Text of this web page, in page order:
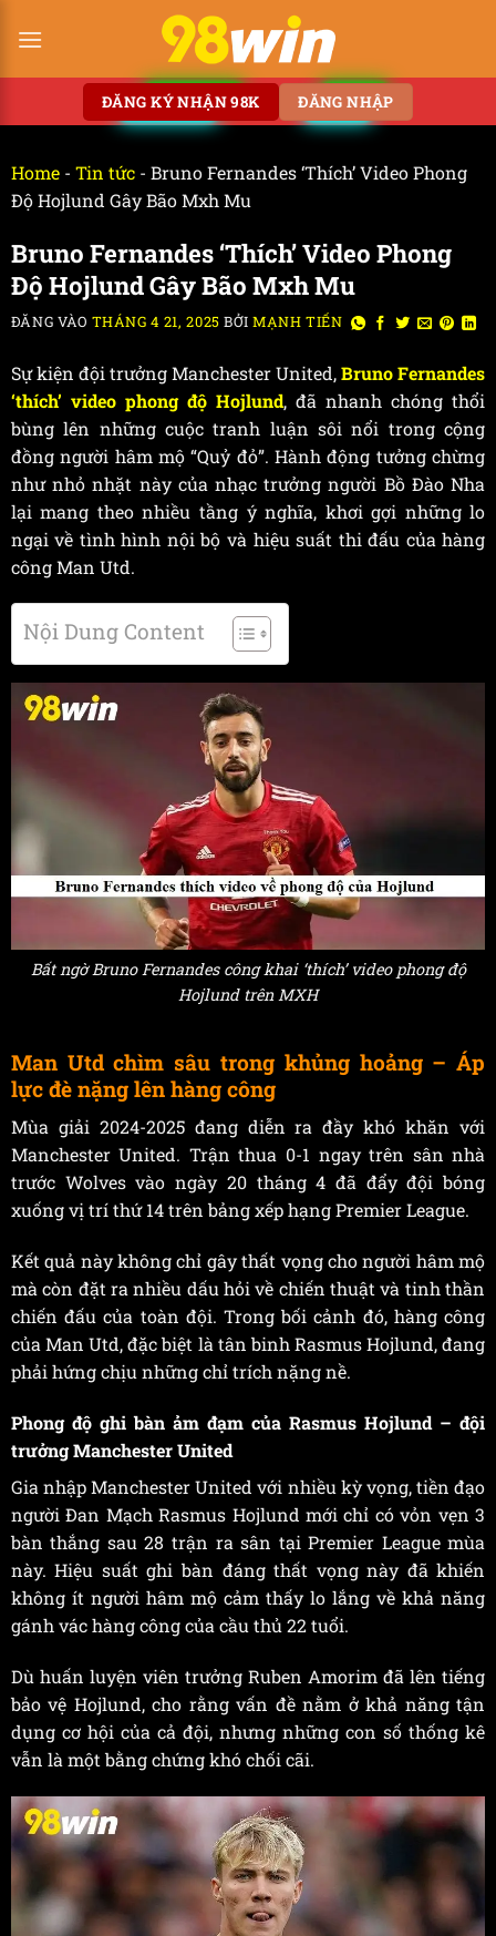
ĐĂNG KÝ NHẬN 98K ĐĂNG NHẬP
Home- Tin tức- Bruno Fernandes ‘Thích’ Video Phong
Độ Hojlund Gây Bão Mxh Mu
Bruno Fernandes ‘Thích’ Video Phong
Độ Hojlund Gây Bão Mxh Mu
ĐĂNG VÀO THÁNG 4 21, 2025 BỞIMẠNH TIẾN
Sự kiện đội trưởng Manchester United,Bruno Fernandes
‘thích’ video phong độ Hojlund, đã nhanh chóng thổi
bùng lên những cuộc tranh luận sôi nổi trong cộng
đồng người hâm mộ “Quỷ đỏ”. Hành động tưởng chừng
như nhỏ nhặt này của nhạc trưởng người Bồ Đào Nha
lại mang theo nhiều tầng ý nghĩa, khơi gợi những lo
ngại về tình hình nội bộ và hiệu suất thi đấu của hàng
công Man Utd.
Nội Dung Content
Bất ngờ Bruno Fernandes công khai ‘thích’ video phong độ
Hojlund trên MXH
Man Utd chìm sâu trong khủng hoảng – Áp
lực đè nặng lên hàng công
Mùa giải 2024-2025 đang diễn ra đầy khó khăn với
Manchester United. Trận thua 0-1 ngay trên sân nhà
trước Wolves vào ngày 20 tháng 4 đã đẩy đội bóng
xuống vị trí thứ 14 trên bảng xếp hạng Premier League.
Kết quả này không chỉ gây thất vọng cho người hâm mộ
mà còn đặt ra nhiều dấu hỏi về chiến thuật và tinh thần
chiến đấu của toàn đội. Trong bối cảnh đó, hàng công
của Man Utd, đặc biệt là tân binh Rasmus Hojlund, đang
phải hứng chịu những chỉ trích nặng nề.
Phong độ ghi bàn ảm đạm của Rasmus Hojlund – đội
trưởng Manchester United
Gia nhập Manchester United với nhiều kỳ vọng, tiền đạo
người Đan Mạch Rasmus Hojlund mới chỉ có vỏn vẹn 3
bàn thắng sau 28 trận ra sân tại Premier League mùa
này. Hiệu suất ghi bàn đáng thất vọng này đã khiến
không ít người hâm mộ cảm thấy lo lắng về khả năng
gánh vác hàng công của cầu thủ 22 tuổi.
Dù huấn luyện viên trưởng Ruben Amorim đã lên tiếng
bảo vệ Hojlund, cho rằng vấn đề nằm ở khả năng tận
dụng cơ hội của cả đội, nhưng những con số thống kê
vẫn là một bằng chứng khó chối cãi.